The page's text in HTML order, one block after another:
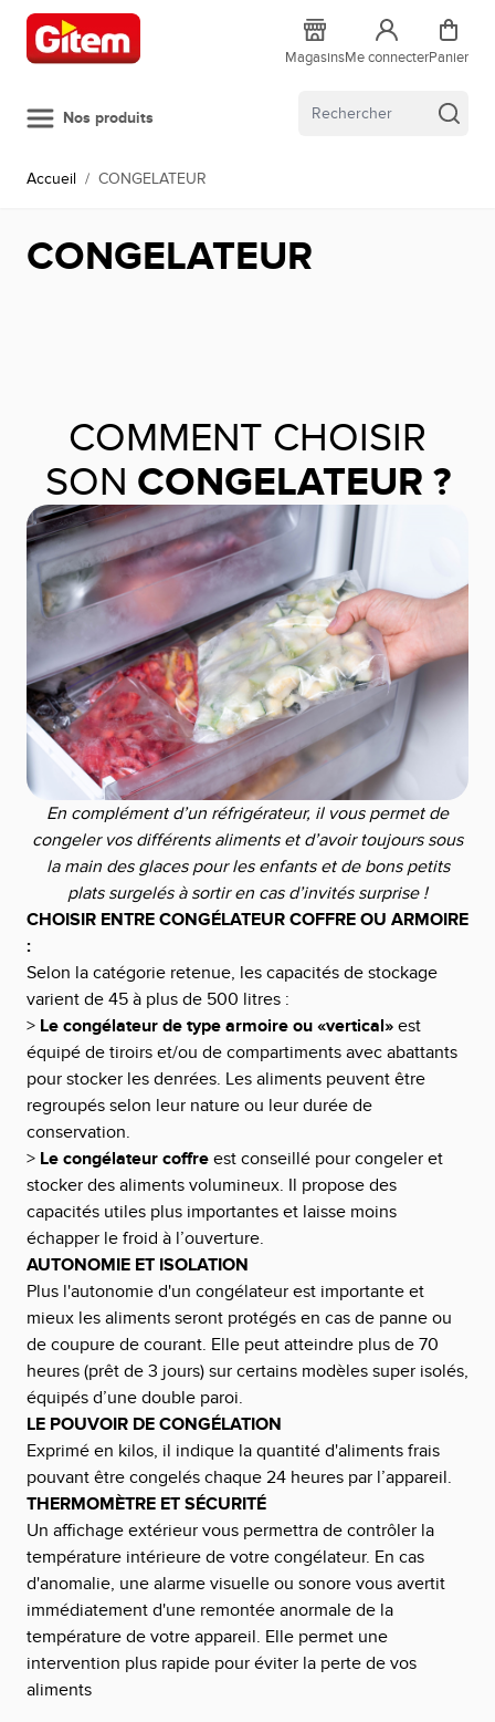
Allez au contenu
MagasinsMe connecterPanier
Nos produits
Accueil / CONGELATEUR
CONGELATEUR
COMMENT CHOISIR
SON CONGELATEUR ?
En complément d’un réfrigérateur, il vous permet de
congeler vos différents aliments et d’avoir toujours sous
la main des glaces pour les enfants et de bons petits
plats surgelés à sortir en cas d’invités surprise !
CHOISIR ENTRE CONGÉLATEUR COFFRE OU ARMOIRE
:
Selon la catégorie retenue, les capacités de stockage
varient de 45 à plus de 500 litres :
> Le congélateur de type armoire ou «vertical» est
équipé de tiroirs et/ou de compartiments avec abattants
pour stocker les denrées. Les aliments peuvent être
regroupés selon leur nature ou leur durée de
conservation.
> Le congélateur coffre est conseillé pour congeler et
stocker des aliments volumineux. Il propose des
capacités utiles plus importantes et laisse moins
échapper le froid à l’ouverture.
AUTONOMIE ET ISOLATION
Plus l'autonomie d'un congélateur est importante et
mieux les aliments seront protégés en cas de panne ou
de coupure de courant. Elle peut atteindre plus de 70
heures (prêt de 3 jours) sur certains modèles super isolés,
équipés d’une double paroi.
LE POUVOIR DE CONGÉLATION
Exprimé en kilos, il indique la quantité d'aliments frais
pouvant être congelés chaque 24 heures par l’appareil.
THERMOMÈTRE ET SÉCURITÉ
Un affichage extérieur vous permettra de contrôler la
température intérieure de votre congélateur. En cas
d'anomalie, une alarme visuelle ou sonore vous avertit
immédiatement d'une remontée anormale de la
température de votre appareil. Elle permet une
intervention plus rapide pour éviter la perte de vos
aliments